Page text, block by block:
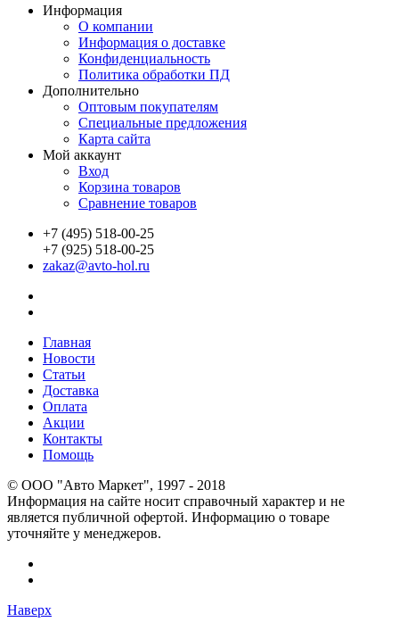
Информация
О компании
Информация о доставке
Конфиденциальность
Политика обработки ПД
Дополнительно
Оптовым покупателям
Специальные предложения
Карта сайта
Мой аккаунт
Вход
Корзина товаров
Сравнение товаров
+7 (495) 518-00-25
+7 (925) 518-00-25
zakaz@avto-hol.ru
Главная
Новости
Статьи
Доставка
Оплата
Акции
Контакты
Помощь
© OOO "Авто Маркет", 1997 - 2018
Информация на сайте носит справочный характер и не
является публичной офертой. Информацию о товаре
уточняйте у менеджеров.
Наверх